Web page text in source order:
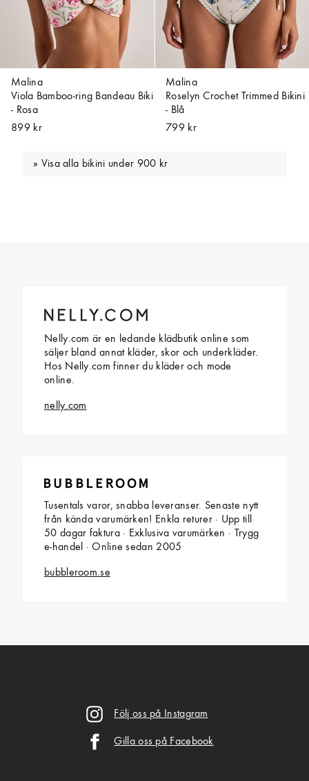
Malina
Viola Bamboo-ring Bandeau Biki
- Rosa
899 kr
Malina
Roselyn Crochet Trimmed Bikini
- Blå
799 kr
Visa alla bikini under 900 kr
Nelly.com är en ledande klädbutik online som
säljer bland annat kläder, skor och underkläder.
Hos Nelly.com finner du kläder och mode
online.
nelly.com
Tusentals varor, snabba leveranser. Senaste nytt
från kända varumärken! Enkla returer · Upp till
50 dagar faktura · Exklusiva varumärken · Trygg
e-handel · Online sedan 2005
bubbleroom.se
Följ oss på Instagram
Gilla oss på Facebook